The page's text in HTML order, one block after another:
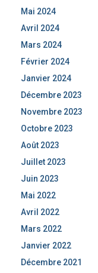
Mai 2024
Avril 2024
Mars 2024
Février 2024
Janvier 2024
Décembre 2023
Novembre 2023
Octobre 2023
Août 2023
Juillet 2023
Juin 2023
Mai 2022
Avril 2022
Mars 2022
Janvier 2022
Décembre 2021